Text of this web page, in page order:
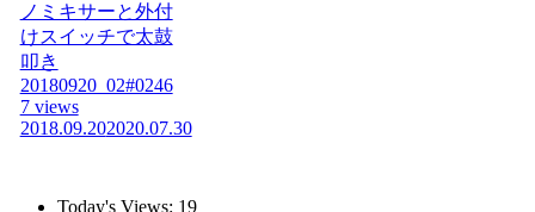
ノミキサーと外付
けスイッチで太鼓
叩き
20180920_02#0246
7 views
2018.09.202020.07.30
Today's Views: 19